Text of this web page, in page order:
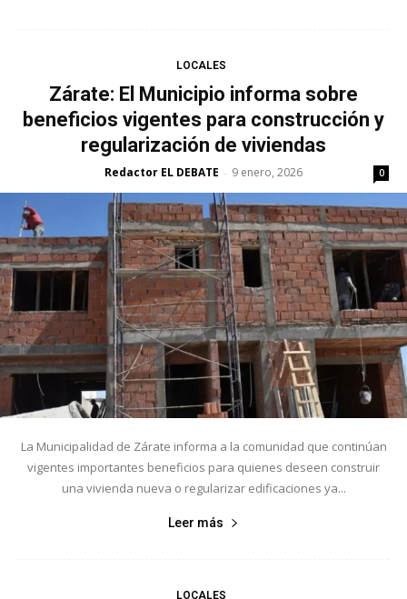
LOCALES
Zárate: El Municipio informa sobre
beneficios vigentes para construcción y
regularización de viviendas
Redactor EL DEBATE - 9 enero, 2026 0
La Municipalidad de Zárate informa a la comunidad que continúan
vigentes importantes beneficios para quienes deseen construir
una vivienda nueva o regularizar edificaciones ya...
Leer más
LOCALES